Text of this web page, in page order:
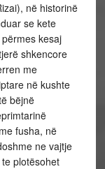
në historinë
se kete
kesaj
shkencore
me
në kushte
bëjnë
fusha, në
ne vajtje
plotësohet